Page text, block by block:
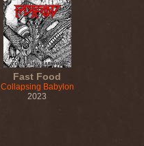
Fast Food
Collapsing Babylon
2023